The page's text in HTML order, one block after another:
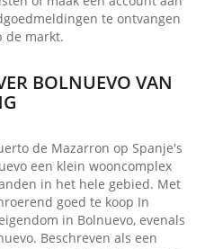
te ontvangen
de markt.
BOLNUEVO VAN
de Mazarron op Spanje's
een klein wooncomplex
in het hele gebied. Met
goed te koop In
in Bolnuevo, evenals
Beschreven als een